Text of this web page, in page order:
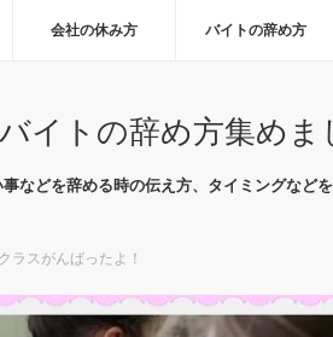
会社の休み方 バイトの辞め方
イトの辞め方集めま
などを辞める時の伝え方、タイミングなどを
ラスがんばったよ！